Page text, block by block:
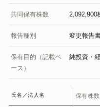
共同保有株数 2,092,900
報告種別 変更報告
保有目的（記載ベ
ース）
純投資・
氏名／法人名 保有株数